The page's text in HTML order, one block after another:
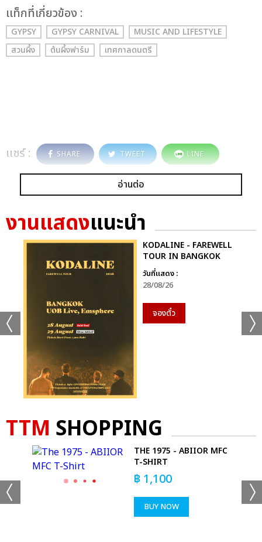
เเท็กที่เกี่ยวข้อง :
GYPSY GYPSY CARNIVAL
MUSIC AND LIFESTYLE
สวนผึ้ง
ต้นผึ้งฟาร์ม เทศกาลดนตรี
แชร์ : SHARE TWEET LINE
อ่านต่อ
งานแสดงแนะนำ
KODALINE - FAREWELL
TOUR IN BANGKOK
วันที่แสดง :
28/08/26
จองตั๋ว
TTM SHOPPING
THE 1975 - ABIIOR MFC
T-SHIRT
฿ 1,100
BUY NOW